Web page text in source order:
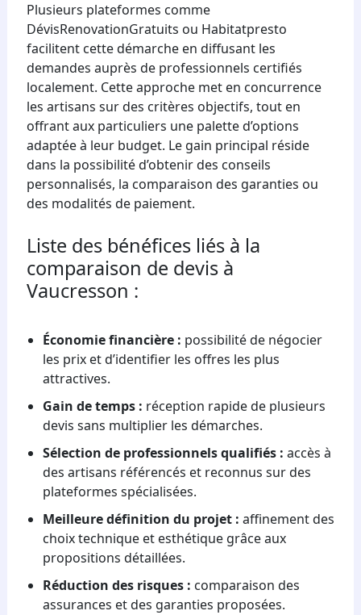
Plusieurs plateformes comme
DévisRenovationGratuits ou Habitatpresto
facilitent cette démarche en diffusant les
demandes auprès de professionnels certifiés
localement. Cette approche met en concurrence
les artisans sur des critères objectifs, tout en
offrant aux particuliers une palette d’options
adaptée à leur budget. Le gain principal réside
dans la possibilité d’obtenir des conseils
personnalisés, la comparaison des garanties ou
des modalités de paiement.
Liste des bénéfices liés à la
comparaison de devis à
Vaucresson :
Économie financière : possibilité de négocier
les prix et d’identifier les offres les plus
attractives.
Gain de temps : réception rapide de plusieurs
devis sans multiplier les démarches.
Sélection de professionnels qualifiés : accès à
des artisans référencés et reconnus sur des
plateformes spécialisées.
Meilleure définition du projet : affinement des
choix technique et esthétique grâce aux
propositions détaillées.
Réduction des risques : comparaison des
assurances et des garanties proposées.